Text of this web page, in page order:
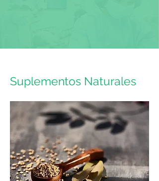
Suplementos Naturales